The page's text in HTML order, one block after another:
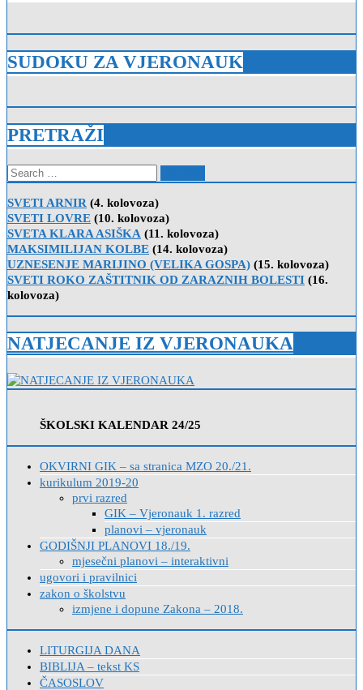
SUDOKU ZA VJERONAUK
PRETRAŽI
Search
for:
SVETI ARNIR (4. kolovoza)
SVETI LOVRE (10. kolovoza)
SVETA KLARA ASIŠKA (11. kolovoza)
MAKSIMILIJAN KOLBE (14. kolovoza)
UZNESENJE MARIJINO (VELIKA GOSPA) (15. kolovoza)
SVETI ROKO ZAŠTITNIK OD ZARAZNIH BOLESTI (16.
kolovoza)
NATJECANJE IZ VJERONAUKA
ŠKOLSKI KALENDAR 24/25
OKVIRNI GIK – sa stranica MZO 20./21.
kurikulum 2019-20
prvi razred
GIK – Vjeronauk 1. razred
planovi – vjeronauk
GODIŠNJI PLANOVI 18./19.
mjesečni planovi – interaktivni
ugovori i pravilnici
zakon o školstvu
izmjene i dopune Zakona – 2018.
LITURGIJA DANA
BIBLIJA – tekst KS
ČASOSLOV